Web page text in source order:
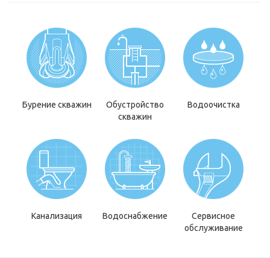
Бурение скважин
Обустройство
скважин
Водоочистка
Канализация Водоснабжение
Сервисное
обслуживание